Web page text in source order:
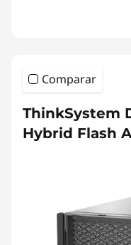
Comparar
ThinkSystem
Hybrid Flash